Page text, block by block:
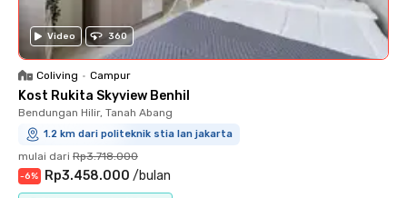
Video 360
Coliving • Campur
Kost Rukita Skyview Benhil
Bendungan Hilir, Tanah Abang
1.2 km dari politeknik stia lan jakarta
mulai dari Rp3.718.000
-6% Rp3.458.000 /bulan